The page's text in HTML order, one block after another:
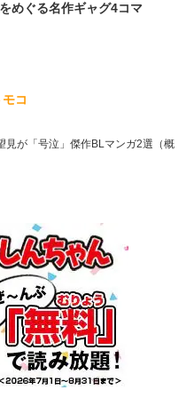
めぐる名作ギャグ4コマ
コ
が「号泣」傑作BLマンガ2選（概